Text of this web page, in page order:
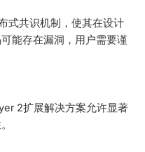
式共识机制，使其在设计
能存在漏洞，用户需要谨
2扩展解决方案允许显著